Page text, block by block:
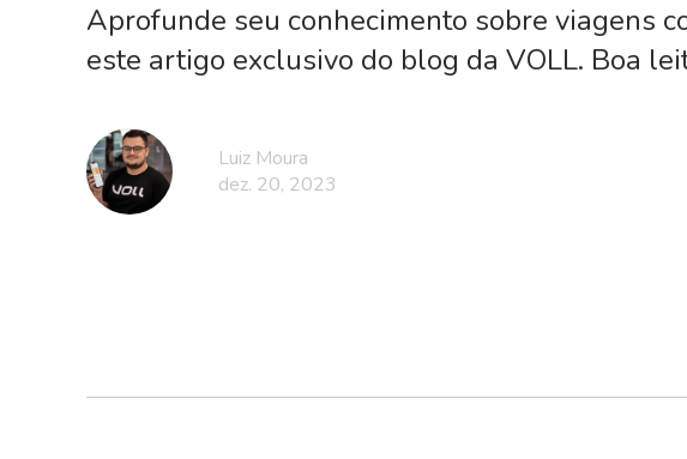
Aprofunde seu conhecimento sobre viagens
este artigo exclusivo do blog da VOLL. Boa
Luiz Moura
dez. 20, 2023